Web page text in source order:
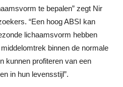
te bepalen” zegt Nir
“Een hoog ABSI kan
lichaamsvorm hebben
binnen de normale
kunnen profiteren van een
in hun levensstijl”.